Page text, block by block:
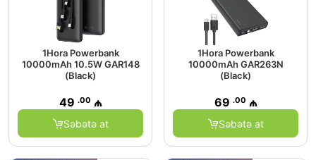
1Hora Powerbank
10000mAh 10.5W GAR148
(Black)
49 .00 ₼
Səbətə at
1Hora Powerbank
10000mAh GAR263N
(Black)
69 .00 ₼
Səbətə at